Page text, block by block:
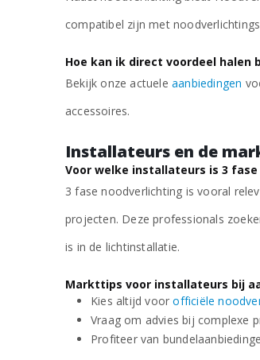
compatibel zijn met
Hoe kan ik direct voordeel halen
Bekijk onze actuele aanbiedingen
accessoires.
Installateurs en de
Voor welke installateurs is 3
3 fase noodverlichting is vooral
projecten. Deze professionals
is in de lichtinstallatie.
Markttips voor installateurs bij
Kies altijd voorofficiële
Vraag om advies bij complexe
Profiteer van